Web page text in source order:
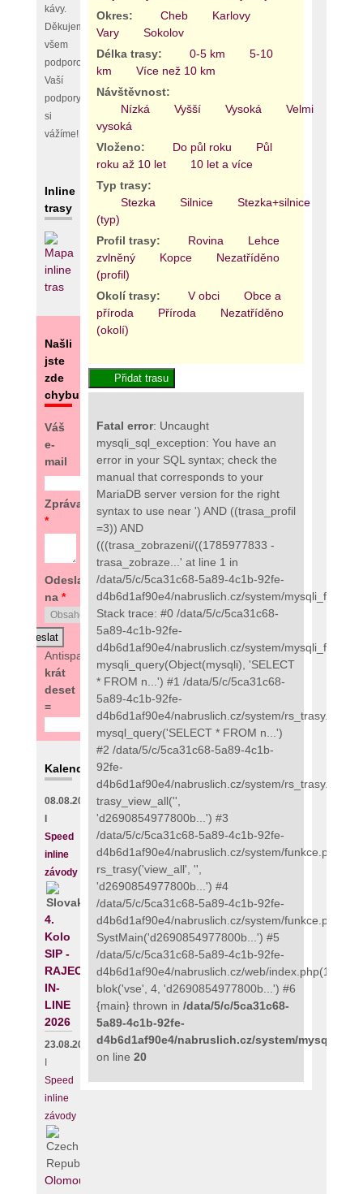
kávy.
Děkujeme
všem
podporovatelům,
Vaší
podpory
si
vážíme!
Inline
trasy
Našli
jste
zde
chybu?
Váš
e-
mail
Zpráva
*
Odeslat
na *
Antispam:
8
krát
deset
=
Kalendář
08.08.2026
Speed
inline
závody
4.
Kolo
SIP -
RAJECKÝ
IN-
LINE
2026
23.08.2026
Speed
inline
závody
Olomouc
Okres:
Cheb
Karlovy
Vary
Sokolov
Délka trasy:
0-5 km
5-10
km
Více než 10 km
Návštěvnost:
Nízká
Vyšší Vysoká
Velmi
vysoká
Vloženo:
Do půl roku
Půl
roku až 10 let
10 let a více
Typ trasy:
Stezka
Silnice Stezka+silnice
(typ)
Profil trasy:
Rovina
Lehce
zvlněný
Kopce
Nezatříděno
(profil)
Okolí trasy:
V obci
Obce a
příroda
Příroda
Nezatříděno
(okolí)
Fatal error: Uncaught
mysqli_sql_exception: You have an
error in your SQL syntax; check the
manual that corresponds to your
MariaDB server version for the right
syntax to use near ') AND ((trasa_profil
=3)) AND
(((trasa_zobrazeni/((1785977833 -
trasa_zobraze...' at line 1 in
/data/5/c/5ca31c68-5a89-4c1b-92fe-
d4b6d1af90e4/nabruslich.cz/system/
Stack trace: #0 /data/5/c/5ca31c68-
5a89-4c1b-92fe-
d4b6d1af90e4/nabruslich.cz/system/
mysqli_query(Object(mysqli), 'SELECT
* FROM n...') #1 /data/5/c/5ca31c68-
5a89-4c1b-92fe-
d4b6d1af90e4/nabruslich.cz/system/
mysql_query('SELECT * FROM n...')
#2 /data/5/c/5ca31c68-5a89-4c1b-
92fe-
d4b6d1af90e4/nabruslich.cz/system/
trasy_view_all('',
'd2690854977800b...') #3
/data/5/c/5ca31c68-5a89-4c1b-92fe-
d4b6d1af90e4/nabruslich.cz/system/
rs_trasy('view_all', '',
'd2690854977800b...') #4
/data/5/c/5ca31c68-5a89-4c1b-92fe-
d4b6d1af90e4/nabruslich.cz/system/
SystMain('d2690854977800b...') #5
/data/5/c/5ca31c68-5a89-4c1b-92fe-
d4b6d1af90e4/nabruslich.cz/web/index.php(111):
blok('vse', 4, 'd2690854977800b...') #6
{main} thrown in /data/5/c/5ca31c68-
5a89-4c1b-92fe-
d4b6d1af90e4/nabruslich.cz/system/
on line 20